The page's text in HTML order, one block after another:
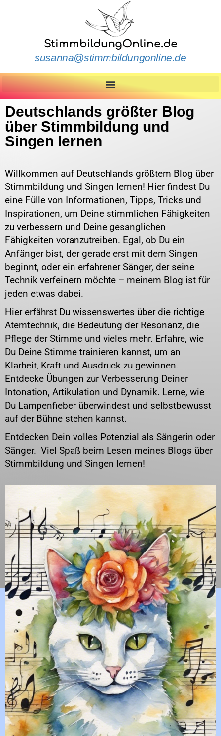
StimmbildungOnline.de
susanna@stimmbildungonline.de
Deutschlands größter Blog
über Stimmbildung und
Singen lernen
Willkommen auf Deutschlands größtem Blog über
Stimmbildung und Singen lernen! Hier findest Du
eine Fülle von Informationen, Tipps, Tricks und
Inspirationen, um Deine stimmlichen Fähigkeiten
zu verbessern und Deine gesanglichen
Fähigkeiten voranzutreiben. Egal, ob Du ein
Anfänger bist, der gerade erst mit dem Singen
beginnt, oder ein erfahrener Sänger, der seine
Technik verfeinern möchte – meinem Blog ist für
jeden etwas dabei.
Hier erfährst Du wissenswertes über die richtige
Atemtechnik, die Bedeutung der Resonanz, die
Pflege der Stimme und vieles mehr. Erfahre, wie
Du Deine Stimme trainieren kannst, um an
Klarheit, Kraft und Ausdruck zu gewinnen.
Entdecke Übungen zur Verbesserung Deiner
Intonation, Artikulation und Dynamik. Lerne, wie
Du Lampenfieber überwindest und selbstbewusst
auf der Bühne stehen kannst.
Entdecken Dein volles Potenzial als Sängerin oder
Sänger. Viel Spaß beim Lesen meines Blogs über
Stimmbildung und Singen lernen!